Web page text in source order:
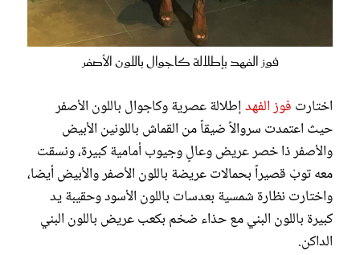
فوز الفهد بإطلالة كاجوال باللون الأصفر
اختارت فوز الفهدإطلالة عصرية وكاجوال باللون الأصفر
حيث اعتمدت سروالاً ضيقاً من القماش باللونين الأبيض
والأصفر ذا خصر عريض وعالٍ وجيوب أمامية كبيرة، ونسقت
معه توبْ قصيراً بحمالات عريضة باللون الأصفر والأبيض أيضا،
واختارت نظارة شمسية بعدسات باللون الأسود وحقيبة يد
كبيرة باللون البني مع حذاء ضخم بكعب عريض باللون البني
الداكن.